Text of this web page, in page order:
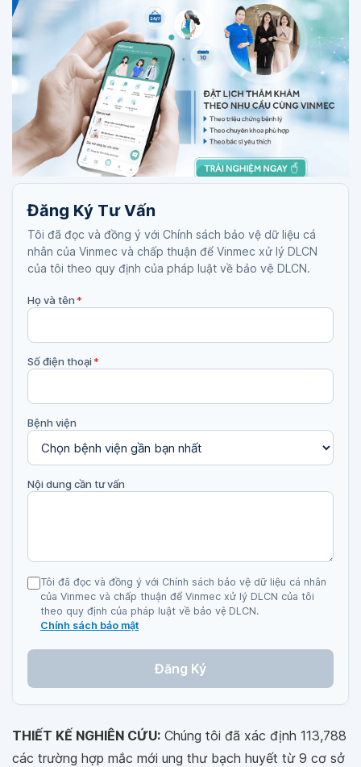
Đăng Ký Tư Vấn
Tôi đã đọc và đồng ý với Chính sách bảo vệ dữ liệu cá
nhân của Vinmec và chấp thuận để Vinmec xử lý DLCN
của tôi theo quy định của pháp luật về bảo vệ DLCN.
Họ và tên*
Số điện thoại*
Bệnh viện
Nội dung cần tư vấn
Tôi đã đọc và đồng ý với Chính sách bảo vệ dữ liệu cá nhân
của Vinmec và chấp thuận để Vinmec xử lý DLCN của tôi
theo quy định của pháp luật về bảo vệ DLCN.
Chính sách bảo mật
Đăng Ký
THIẾT KẾ NGHIÊN CỨU: Chúng tôi đã xác định 113,788
các trường hợp mắc mới ung thư bạch huyết từ 9 cơ sở